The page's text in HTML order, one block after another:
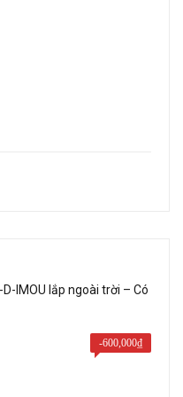
IMOU lắp ngoài trời – Có
-600,000₫